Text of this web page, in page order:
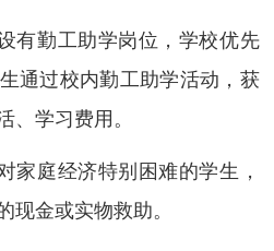
有勤工助学岗位，学校优先
通过校内勤工助学活动，获
、学习费用。
家庭经济特别困难的学生，
现金或实物救助。